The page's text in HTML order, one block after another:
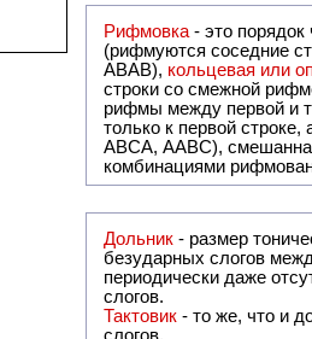
Рифмовка - это
(рифмуются соседние
ABAB), кольцевая или
строки со смежной
рифмы между первой и
только к первой
ABCA, AABC), смешанная или вольная рифмовка (рифмовка в сложных строфах с различными
комбинациями
Дольник - размер тонического стихосложения, в котором совпадают только ударные слоги, а количество
безударных слогов
периодически даже
слогов.
Тактовик - то же, что и дольник, только кол-во безударных слогов между ударными может достигать 4-х